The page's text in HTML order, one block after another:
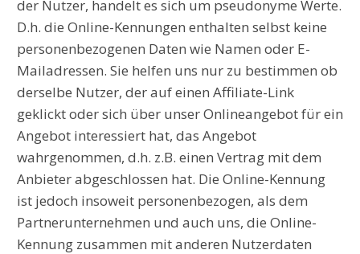
der Nutzer, handelt es sich um pseudonyme Werte.
D.h. die Online-Kennungen enthalten selbst keine
personenbezogenen Daten wie Namen oder E-
Mailadressen. Sie helfen uns nur zu bestimmen ob
derselbe Nutzer, der auf einen Affiliate-Link
geklickt oder sich über unser Onlineangebot für ein
Angebot interessiert hat, das Angebot
wahrgenommen, d.h. z.B. einen Vertrag mit dem
Anbieter abgeschlossen hat. Die Online-Kennung
ist jedoch insoweit personenbezogen, als dem
Partnerunternehmen und auch uns, die Online-
Kennung zusammen mit anderen Nutzerdaten